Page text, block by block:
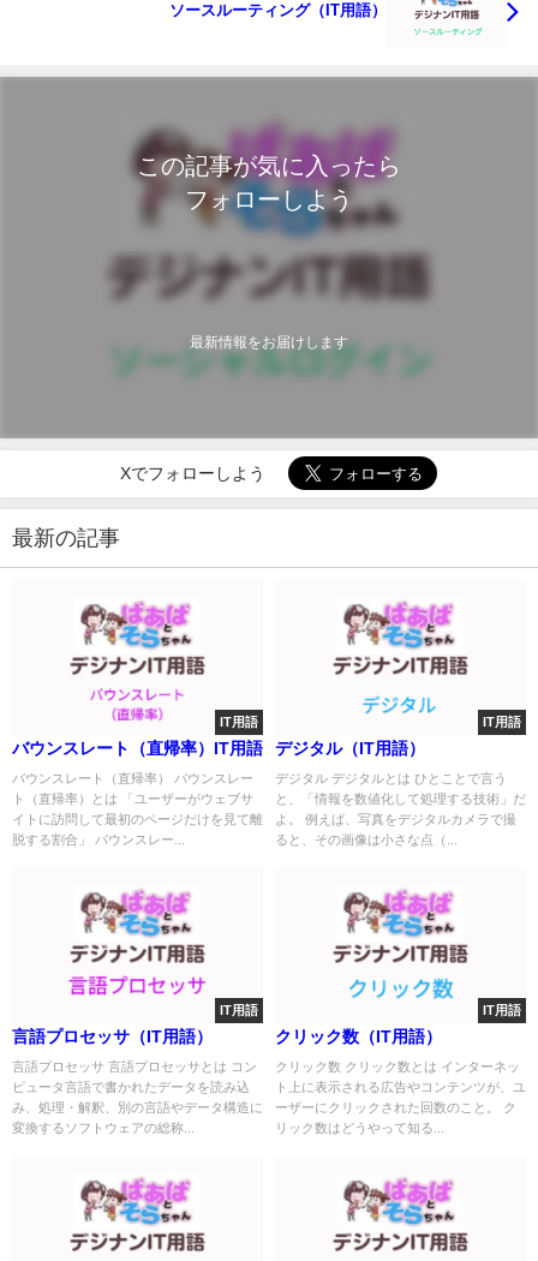
ソースルーティング（IT用語）
この記事が気に入ったら
フォローしよう
最新情報をお届けします
Xでフォローしよう
最新の記事
IT用語
バウンスレート（直帰率）IT用語
バウンスレート（直帰率） バウンスレー
ト（直帰率）とは 「ユーザーがウェブサ
イトに訪問して最初のページだけを見て離
脱する割合」 バウンスレー...
IT用語
デジタル（IT用語）
デジタル デジタルとは ひとことで言う
と、「情報を数値化して処理する技術」だ
よ。 例えば、写真をデジタルカメラで撮
ると、その画像は小さな点（...
IT用語
言語プロセッサ（IT用語）
言語プロセッサ 言語プロセッサとは コン
ピュータ言語で書かれたデータを読み込
み、処理・解釈、別の言語やデータ構造に
変換するソフトウェアの総称...
IT用語
クリック数（IT用語）
クリック数 クリック数とは インターネッ
ト上に表示される広告やコンテンツが、ユ
ーザーにクリックされた回数のこと。 ク
リック数はどうやって知る...